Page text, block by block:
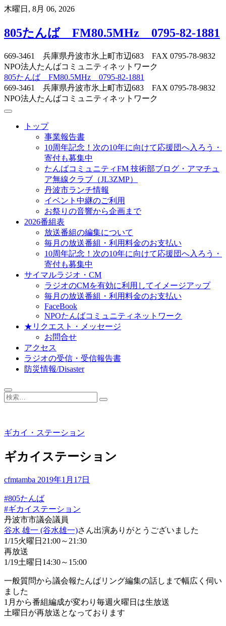
Skip
content
木曜日, 8月 06, 2026
805たんば FM80.5MHz 0795-82-1881
669-3461 兵庫県丹波市氷上町市辺683 FAX 0795-78-9832
NPO法人たんばコミュニティネットワーク
805たんば FM80.5MHz 0795-82-1881
669-3461 兵庫県丹波市氷上町市辺683 FAX 0795-78-9832
NPO法人たんばコミュニティネットワーク
トップ
事業報告書
10周年記念！次の10年に向けて応援団へ入ろう・
寄付も募集中
たんばコミュニティFM 技術部ブログ・アマチュ
ア無線クラブ（JL3ZMP）
丹波市ランチ情報
イベント中継のご利用
お祭りの音響から企画まで
2026番組表
放送番組の編集について
毎月の放送番組・利用料金のお支払い
10周年記念！次の10年に向けて応援団へ入ろう・
寄付も募集中
サイマルラジオ・CM
ラジオのCMを有効に利用してイメージアップ
毎月の放送番組・利用料金のお支払い
FaceBook
NPOたんばコミュニティネットワーク
★リクエスト・メッセージ
お問合せ
アクセス
ラジオの受信・受信報告書
防災情報/Disaster
検
ギカイ・ステーション
ギカイステーション
cfmtamba 2019年1月17日
#805たんば
#ギカイステーション
丹波市市議会議員
谷水 雄一 (谷水雄一)さん出演ありがとうございました
1/15火曜日21:00～21:30
再放送
1/19土曜日14:30～15:00
一般質問から議会報たんばリング編集の話しまで幅広く伺い
ました
1月から番組編成が変わり毎週火曜日は生放送
土曜日が再放送となっております